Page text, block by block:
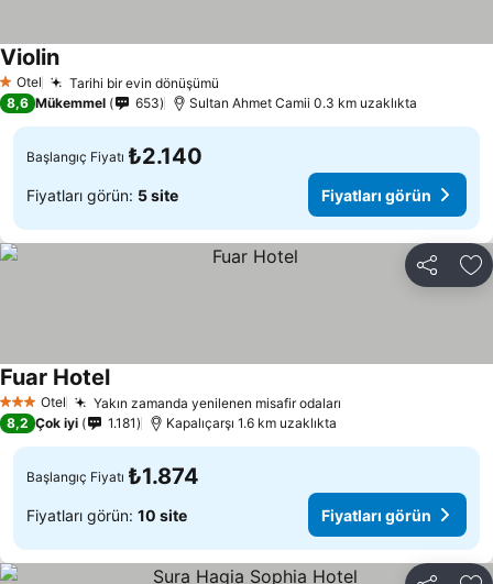
1 Yıldız
Otel Tarihi bir evin dönüşümü
ViolinFiyatları görün
8,6 Mükemmel 653 Sultan Ahmet Camii 0.3 km uzaklıkta
Başlangıç Fiyatı ₺2.140
Fiyatları görün: 5 site Fiyatları görün
Paylaş
3 YıldızOtel Yakın zamanda yenilenen misafir odaları
Fuar HotelFiyatları görün
8,2 Çok iyi 1.181 Kapalıçarşı 1.6 km uzaklıkta
Başlangıç Fiyatı ₺1.874
Fiyatları görün: 10 site Fiyatları görün